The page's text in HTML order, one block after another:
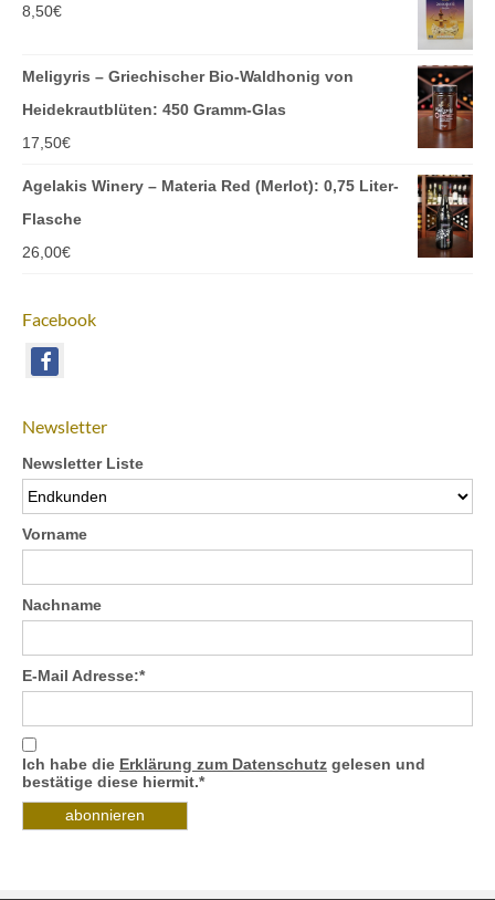
8,50€
Meligyris – Griechischer Bio-Waldhonig von
Heidekrautblüten: 450 Gramm-Glas
17,50€
Agelakis Winery – Materia Red (Merlot): 0,75 Liter-
Flasche
26,00€
Facebook
Newsletter
Newsletter Liste
Vorname
Nachname
E-Mail Adresse:*
Ich habe die Erklärung zum Datenschutz gelesen und
bestätige diese hiermit.*